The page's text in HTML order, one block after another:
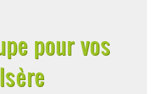
pour vos